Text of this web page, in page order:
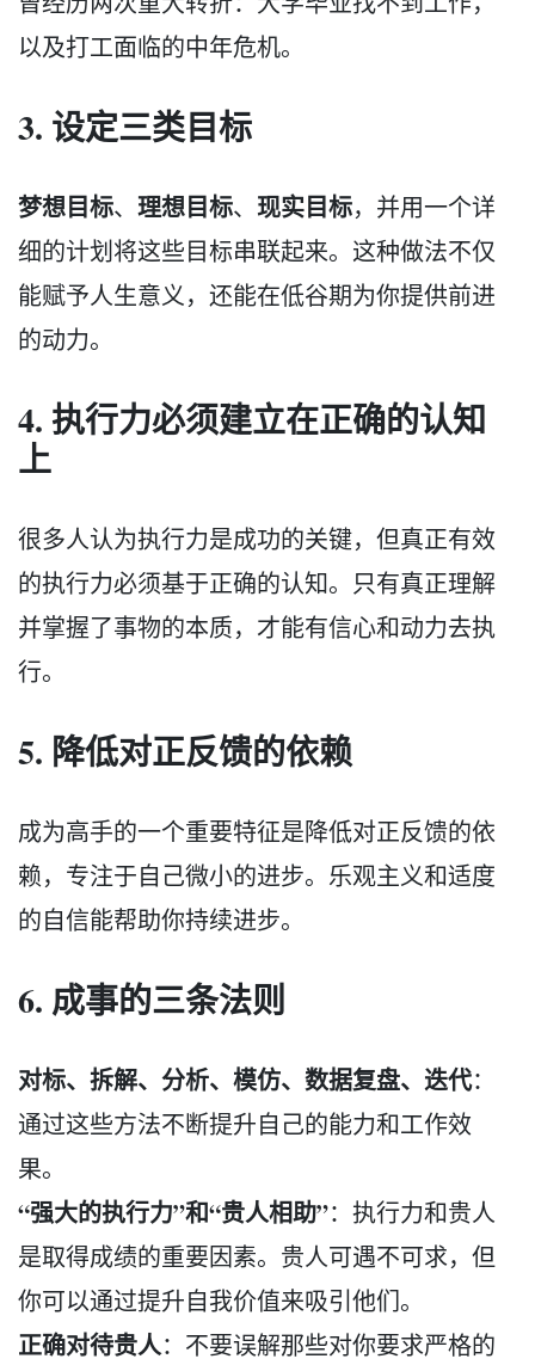
以及打工面临的中年危机。
3. 设定三类目标
梦想目标、 理想目标、 现实目标，并用一个详
细的计划将这些目标串联起来。这种做法不仅
能赋予人生意义，还能在低谷期为你提供前进
的动力。
4. 执行力必须建立在正确的认知
上
很多人认为执行力是成功的关键，但真正有效
的执行力必须基于正确的认知。只有真正理解
并掌握了事物的本质，才能有信心和动力去执
行。
5. 降低对正反馈的依赖
成为高手的一个重要特征是降低对正反馈的依
赖，专注于自己微小的进步。乐观主义和适度
的自信能帮助你持续进步。
6. 成事的三条法则
对标、拆解、分析、模仿、数据复盘、迭代：
通过这些方法不断提升自己的能力和工作效
果。
“强大的执行力”和“贵人相助”：执行力和贵人
是取得成绩的重要因素。贵人可遇不可求，但
你可以通过提升自我价值来吸引他们。
正确对待贵人：不要误解那些对你要求严格的